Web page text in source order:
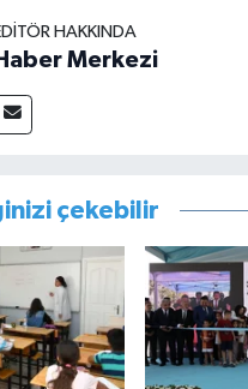
HAKKINDA
Merkezi
çekebilir